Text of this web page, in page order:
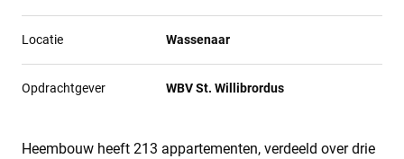
Locatie Wassenaar
Opdrachtgever WBV St. Willibrordus
Heembouw heeft 213 appartementen, verdeeld over drie